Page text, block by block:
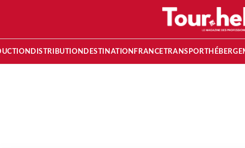
DISTRIBUTION DESTINATION FRANCETRANSPORT